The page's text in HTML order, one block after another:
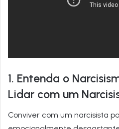
1. Entenda o
Lidar com um
Conviver com um narcisista